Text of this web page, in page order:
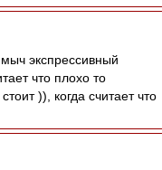
экспрессивный
что плохо то
)), когда считает что